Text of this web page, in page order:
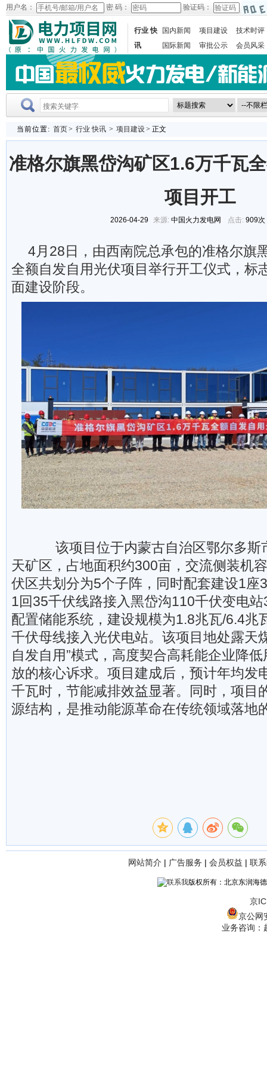
用户名： 密 码： 验证码：
行业 快
讯
国内新闻 项目建设
技术时评
国际新闻
审批公示 会员风采
当前位置: 首页> 行业 快讯 > 项目建设> 正文
准格尔旗黑岱沟矿区1.6万千瓦
项目开工
2026-04-29 来源: 中国火力发电网 点击: 909次
4月28日，由西南院总承包的准格尔旗
全额自发自用光伏项目举行开工仪式，标
面建设阶段。
该项目位于内蒙古自治区鄂尔多斯
天矿区，占地面积约300亩，交流侧装机
伏区共划分为5个子阵，同时配套建设1座
1回35千伏线路接入黑岱沟110千伏变电
配置储能系统，建设规模为1.8兆瓦/6.4兆
千伏母线接入光伏电站。该项目地处露天
自发自用”模式，高度契合高耗能企业降
放的核心诉求。项目建成后，预计年均发
千瓦时，节能减排效益显著。同时，项目
源结构，是推动能源革命在传统领域落地
网站简介 | 广告服务 | 会员权益 | 联
版权所有：北京东润海
京
京公网
业务咨询：